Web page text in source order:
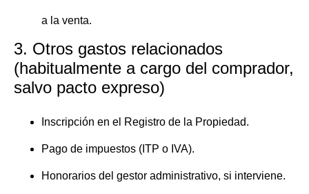
a la venta.
3. Otros gastos relacionados
(habitualmente a cargo del comprador,
salvo pacto expreso)
Inscripción en el Registro de la Propiedad.
Pago de impuestos (ITP o IVA).
Honorarios del gestor administrativo, si interviene.